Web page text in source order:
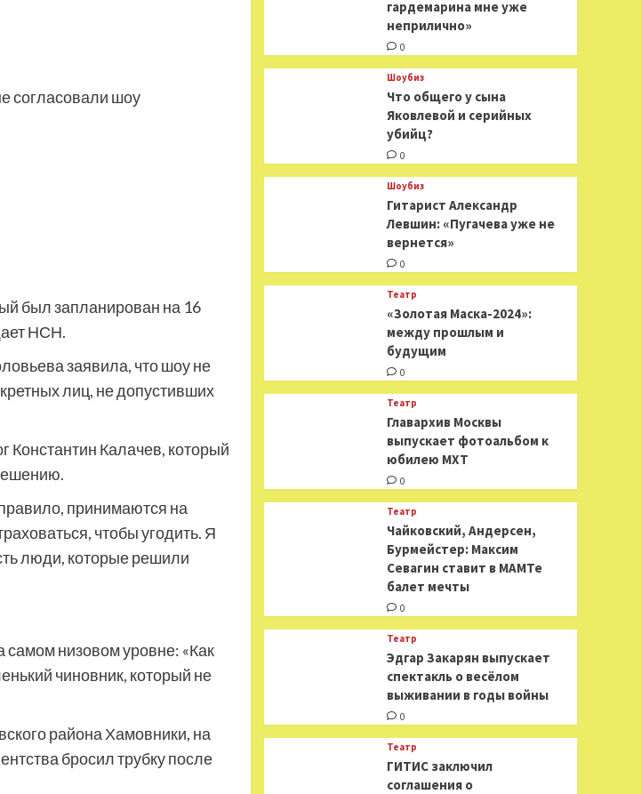
согласовали шоу
был запланирован на 16
НСН.
заявила, что шоу не
лиц, не допустивших
Калачев, который
принимаются на
чтобы угодить. Я
люди, которые решили
низовом уровне: «Как
чиновник, который не
района Хамовники, на
бросил трубку после
гардемарина мне уже
неприлично»
0
Шоубиз
Что общего у сына
Яковлевой и серийных
убийц?
0
Шоубиз
Гитарист Александр
Левшин: «Пугачева уже не
вернется»
0
Театр
«Золотая Маска-2024»:
между прошлым и
будущим
0
Театр
​​Главархив Москвы
выпускает фотоальбом к
юбилею МХТ
0
Театр
​​Чайковский, Андерсен,
Бурмейстер: Максим
Севагин ставит в МАМТе
балет мечты
0
Театр
Эдгар Закарян выпускает
спектакль о весёлом
выживании в годы войны
0
Театр
ГИТИС заключил
соглашения о